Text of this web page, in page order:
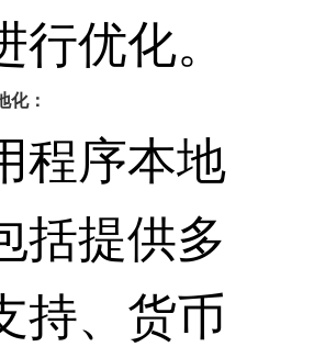
优化。
化：
程序本地
括提供多
持、货币